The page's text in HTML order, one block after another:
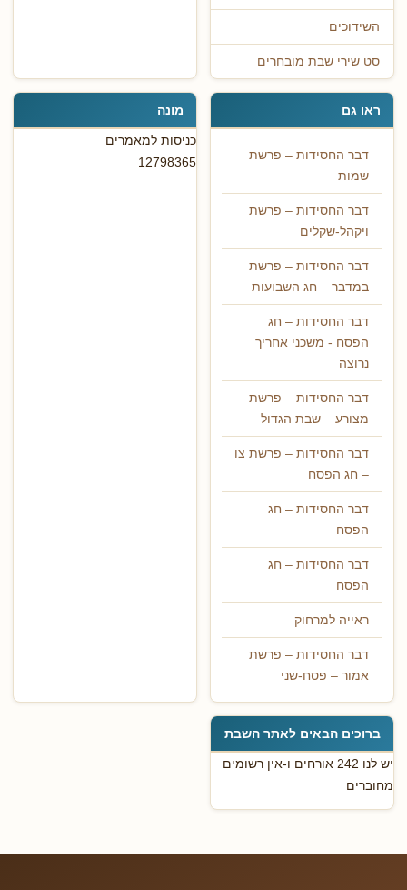
השידוכים
סט שירי שבת מובחרים
ראו גם
דבר החסידות – פרשת
שמות
דבר החסידות – פרשת
ויקהל-שקלים
דבר החסידות – פרשת
במדבר – חג השבועות
דבר החסידות – חג
הפסח - משכני אחריך
נרוצה
דבר החסידות – פרשת
מצורע – שבת הגדול
דבר החסידות – פרשת צו
– חג הפסח
דבר החסידות – חג
הפסח
דבר החסידות – חג
הפסח
ראייה למרחוק
דבר החסידות – פרשת
אמור – פסח-שני
מונה
כניסות למאמרים
12798365
ברוכים הבאים לאתר השבת
יש לנו 242 אורחים ו-אין רשומים
מחוברים